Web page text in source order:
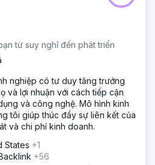
từ suy nghĩ đến phát triển
nghiệp có tư duy tăng trưởng
và lợi nhuận với cách tiếp cận
và công nghệ. Mô hình kinh
tôi giúp thúc đẩy sự liên kết của
và chi phí kinh doanh.
States +1
+56